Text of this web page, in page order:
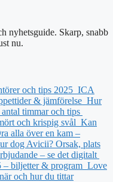
nyhetsguide. Skarp, snabb
nu.
och tips 2025 ICA
& jämförelse Hur
timmar och tips
och krispig svål Kan
alla över en kam –
dog Avicii? Orsak, plats
– se det digitalt
– biljetter & program Love
och hur du tittar